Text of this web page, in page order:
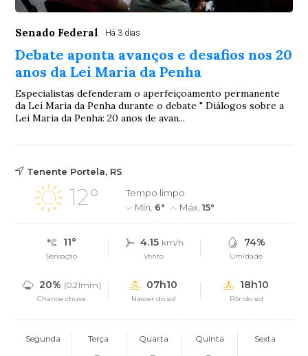
Senado Federal Há 3 dias
Debate aponta avanços e desafios nos 20
anos da Lei Maria da Penha
Especialistas defenderam o aperfeiçoamento permanente
da Lei Maria da Penha durante o debate " Diálogos sobre a
Lei Maria da Penha: 20 anos de avan...
Tenente Portela, RS
12°
Tempo limpo
Mín. 6° Máx.15°
11°
Sensação
4.15 km/h
Vento
74%
Umidade
20% (0.21mm)
Chance chuva
07h10
Nascer do sol
18h10
Pôr do sol
Segunda Terça Quarta Quinta Sexta